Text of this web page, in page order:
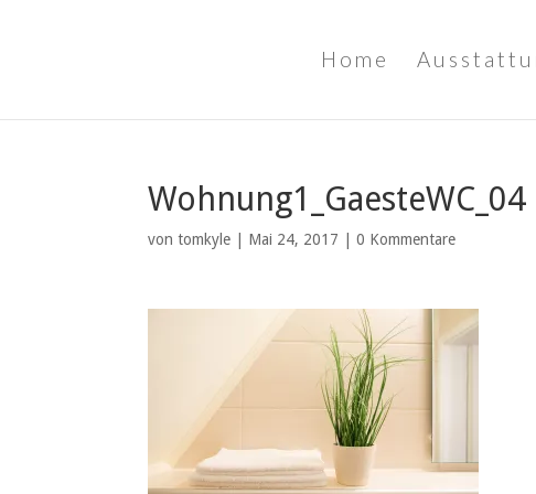
Home
Wohnung1_GaesteWC_04
vontomkyle Mai 24, 2017 |0 Kommentare